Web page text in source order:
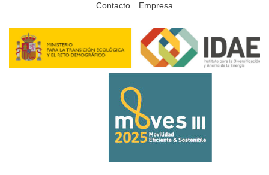
Contacto
Empresa